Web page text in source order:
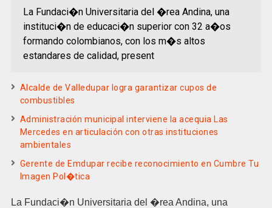
La Fundaci�n Universitaria del �rea Andina, una
instituci�n de educaci�n superior con 32 a�os
formando colombianos, con los m�s altos
estandares de calidad, present
Alcalde de Valledupar logra garantizar cupos de
combustibles
Administración municipal interviene la acequia Las
Mercedes en articulación con otras instituciones
ambientales
Gerente de Emdupar recibe reconocimiento en Cumbre Tu
Imagen Pol�tica
La Fundaci�n Universitaria del �rea Andina, una